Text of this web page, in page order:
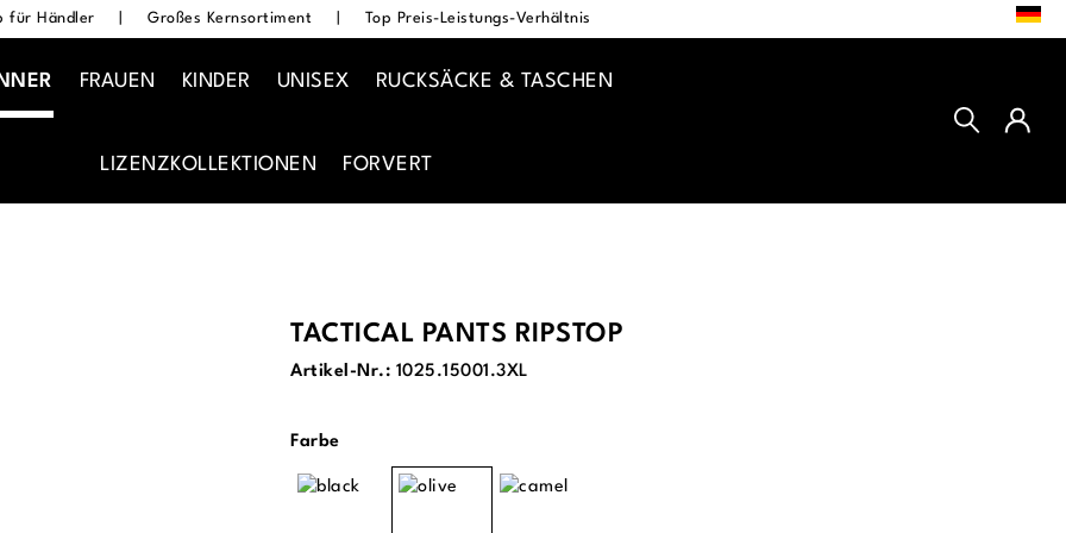
für Händler Großes Kernsortiment Top Preis-Leistungs-Verhältnis
FRAUEN KINDER UNISEX RUCKSÄCKE & TASCHEN
LIZENZKOLLEKTIONEN FORVERT
TACTICAL PANTS RIPSTOP
Artikel-Nr.: 1025.15001.3XL
Farbeauswählen